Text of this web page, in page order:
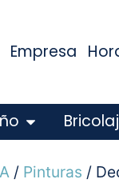
Empresa
/ Pinturas /